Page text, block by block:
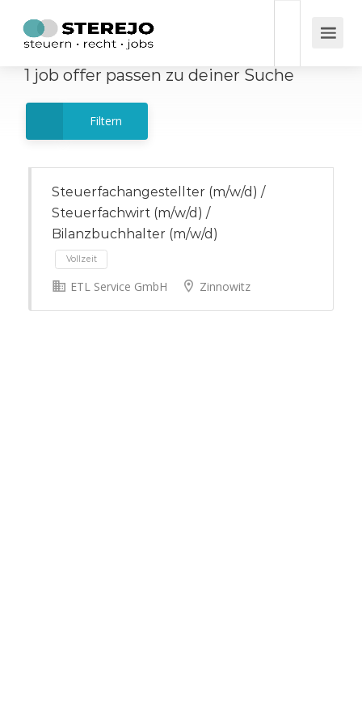
1 job offer passen zu deiner Suche
Filtern
Steuerfachangestellter (m/w/d) /
Steuerfachwirt (m/w/d) /
Bilanzbuchhalter (m/w/d)
ETL Service GmbH Zinnowitz